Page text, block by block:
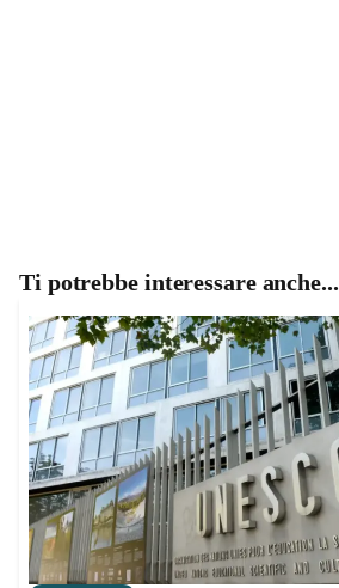
Ti potrebbe interessare anche...